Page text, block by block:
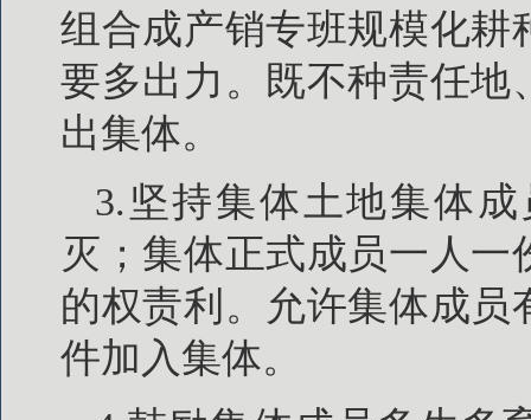
组合成产销专班规模化耕
要多出力。既不种责任地
出集体。
3.坚持集体土地集体
灭；集体正式成员一人
的权责利。允许集体成
件加入集体。